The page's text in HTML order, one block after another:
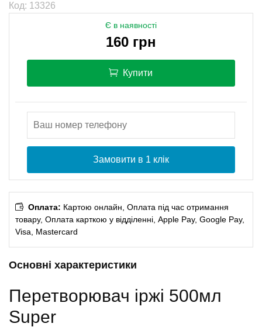
Код: 13326
Є в наявності
160 грн
Купити
Замовити в 1 клік
Оплата: Картою онлайн, Оплата під час отримання
товару, Оплата карткою у відділенні, Apple Pay, Google Pay,
Visa, Mastercard
Основні характеристики
Перетворювач іржі 500мл
Super